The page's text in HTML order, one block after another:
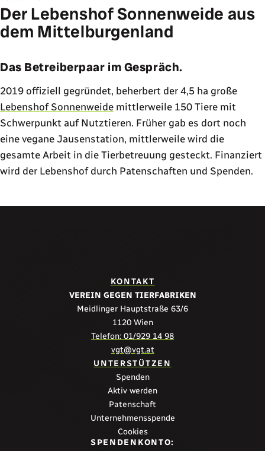
Der Lebenshof Sonnenweide aus
dem Mittelburgenland
Das Betreiberpaar im Gespräch.
2019 offiziell gegründet, beherbert der 4,5 ha große
Lebenshof Sonnenweide mittlerweile 150 Tiere mit
Schwerpunkt auf Nutztieren. Früher gab es dort noch
eine vegane Jausenstation, mittlerweile wird die
gesamte Arbeit in die Tierbetreuung gesteckt. Finanziert
wird der Lebenshof durch Patenschaften und Spenden.
KONTAKT
VEREIN GEGEN TIERFABRIKEN
Meidlinger Hauptstraße 63/6
1120 Wien
Telefon: 01/929 14 98
vgt@vgt.at
UNTERSTÜTZEN
Spenden
Aktiv werden
Patenschaft
Unternehmensspende
Cookies
SPENDENKONTO: